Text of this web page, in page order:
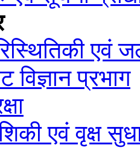
एवं
विज्ञान प्रभाग
एवं वृक्ष